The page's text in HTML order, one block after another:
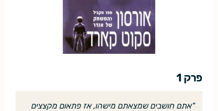
פרק 1
"אתם חושבים שמצאתם מישהו, אז פתאום מקצצים